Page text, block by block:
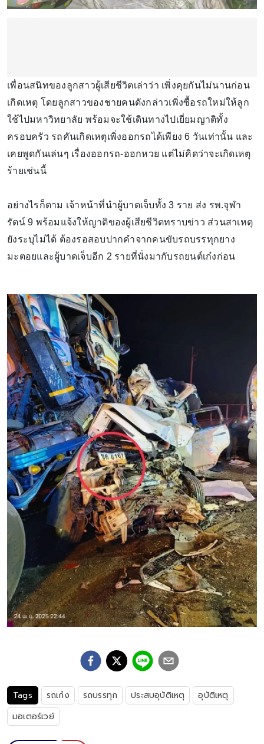
เพื่อนสนิทของลูกสาวผู้เสียชีวิตเล่าว่า เพิ่งคุยกันไม่นานก่อน
เกิดเหตุ โดยลูกสาวของชายคนดังกล่าวเพิ่งซื้อรถใหม่ให้ลูก
ใช้ไปมหาวิทยาลัย พร้อมจะใช้เดินทางไปเยี่ยมญาติทั้ง
ครอบครัว รถคันเกิดเหตุเพิ่งออกรถได้เพียง 6 วันเท่านั้น และ
เคยพูดกันเล่นๆ เรื่องออกรถ-ออกหวย แต่ไม่คิดว่าจะเกิดเหตุ
ร้ายเช่นนี้
อย่างไรก็ตาม เจ้าหน้าที่นำผู้บาดเจ็บทั้ง 3 ราย ส่ง รพ.จุฬา
รัตน์ 9 พร้อมแจ้งให้ญาติของผู้เสียชีวิตทราบข่าว ส่วนสาเหตุ
ยังระบุไม่ได้ ต้องรอสอบปากคำจากคนขับรถบรรทุกยาง
มะตอยและผู้บาดเจ็บอีก 2 รายที่นั่งมากับรถยนต์เก๋งก่อน
Tags รถเก๋ง รถบรรทุก ประสบอุบัติเหตุ
อุบัติเหตุ
มอเตอร์เวย์